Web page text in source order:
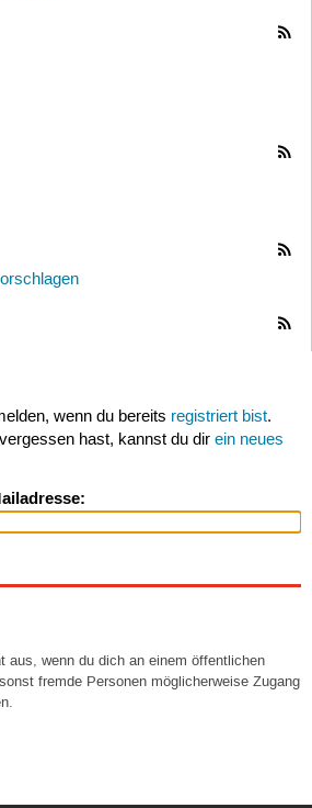
wenn du bereits registriert bist.
hast, kannst du dir ein neues
aus, wenn du dich an einem öffentlichen
fremde Personen möglicherweise Zugang